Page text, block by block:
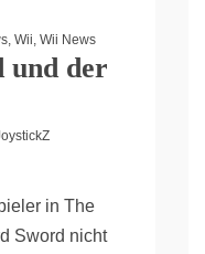
, Wii, Wii News
und der
in The
Sword nicht